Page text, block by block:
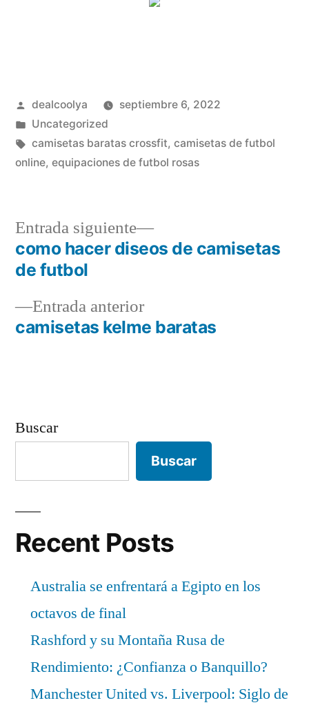
Publicado
por
dealcoolya
septiembre 6, 2022
Publicado
en
Uncategorized
Etiquetas:
camisetas baratas crossfit, camisetas de futbol
online, equipaciones de futbol rosas
Navegación
entradas
Entrada anteriorEntrada
anterior:
camisetas kelme baratas
Entrada siguiente
Entrada
siguiente:
como hacer diseos de camisetas
de futbol
Buscar
Buscar
Recent Posts
Australia se enfrentará a Egipto en los
octavos de final
Rashford y su Montaña Rusa de
Rendimiento: ¿Confianza o Banquillo?
Manchester United vs. Liverpool: Siglo de